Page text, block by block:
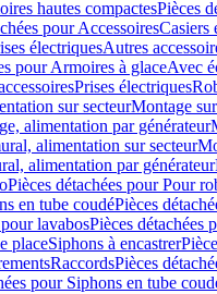
hautes compactesPièces
pour AccessoiresCasiers
électriquesAutres
pour Armoires à glaceAvec
Prises électriques
sur secteurMontage
alimentation par générateur
alimentation sur secteur
alimentation par générateur
Pièces détachées pour Pour
en tube coudéPièces
lavabosPièces détachées
placeSiphons à encastrer
RaccordsPièces
pour Siphons en tube